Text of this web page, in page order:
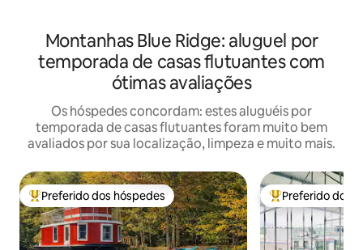
Montanhas Blue Ridge: aluguel por
temporada de casas flutuantes com
ótimas avaliações
Os hóspedes concordam: estes aluguéis por
temporada de casas flutuantes foram muito bem
avaliados por sua localização, limpeza e muito mais.
Entre os melhores preferidos dos hóspedes
Preferido dos hóspedes Entre os
Preferido dos